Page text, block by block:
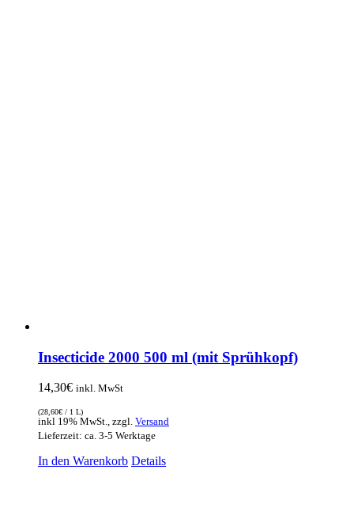
Insecticide 2000 500 ml (mit Sprühkopf)
14,30€ inkl. MwSt
(28,60€ / 1 L)
inkl 19% MwSt., zzgl. Versand
Lieferzeit: ca. 3-5 Werktage
In den Warenkorb Details